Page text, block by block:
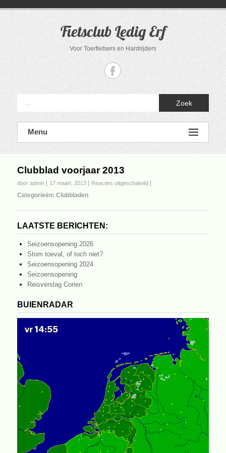
Fietsclub Ledig Erf
Voor Toerfietsers en Hardrijders
Zoek
Menu
Clubblad voorjaar 2013
door admin 17 maart, 2013 Reacties uitgeschakeldvoor
Categorieën: Clubbladen
LAATSTE BERICHTEN:
Seizoensopening 2026
Stom toeval, of toch niet?
Seizoensopening 2024
Seizoensopening
Reisverslag Corien
BUIENRADAR